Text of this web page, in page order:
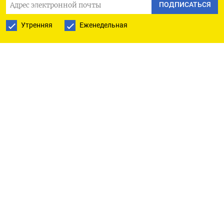
ПОДПИСАТЬСЯ
Утренняя Еженедельная
ПОДПИСАТЬСЯ НА ТЕЛЕГРАМ